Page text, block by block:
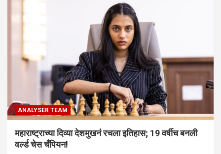
ANALYSER TEAM
महाराष्ट्राच्या दिव्या देशमुखनं रचला इतिहास; 19 वर्षीच बनली
वर्ल्ड चेस चँपियन!